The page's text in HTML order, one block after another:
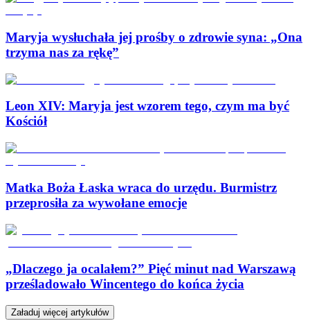
Maryja wysłuchała jej prośby o zdrowie syna: „Ona
trzyma nas za rękę”
Leon XIV: Maryja jest wzorem tego, czym ma być
Kościół
Matka Boża Łaska wraca do urzędu. Burmistrz
przeprosiła za wywołane emocje
„Dlaczego ja ocalałem?” Pięć minut nad Warszawą
prześladowało Wincentego do końca życia
Załaduj więcej artykułów